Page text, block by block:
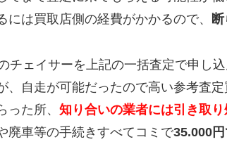
には買取店側の経費がかかるので、
チェイサーを上記の一括査定で申し
、自走が可能だったので高い参考査
った所、 知り合いの業者には引き取
廃車等の手続きすべてコミで35.000